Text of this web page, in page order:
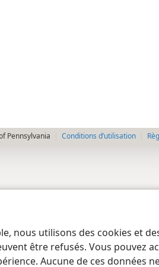
nous utilisons des cookies et
être refusés. Vous pouvez
Aucune de ces données
Pennsylvania Conditions d’utilisation